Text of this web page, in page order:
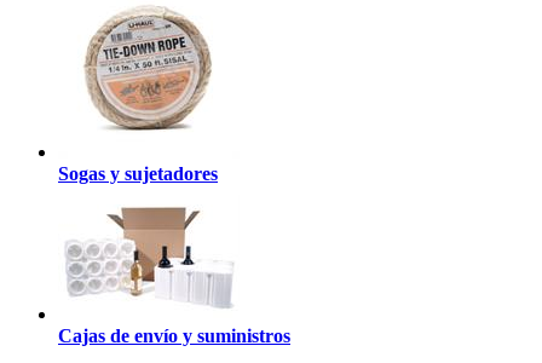
Sogas y sujetadores
Cajas de envío y suministros